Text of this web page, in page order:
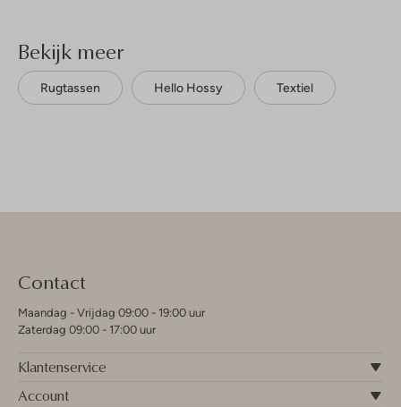
Bekijk meer
Rugtassen Hello Hossy Textiel
Contact
Maandag - Vrijdag 09:00 - 19:00 uur
Zaterdag 09:00 - 17:00 uur
Klantenservice
Account